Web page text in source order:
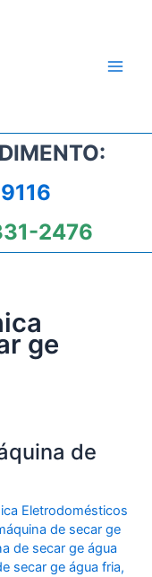
2476
ge
de
Eletrodomésticos
de secar ge
de secar ge água
secar ge água fria,